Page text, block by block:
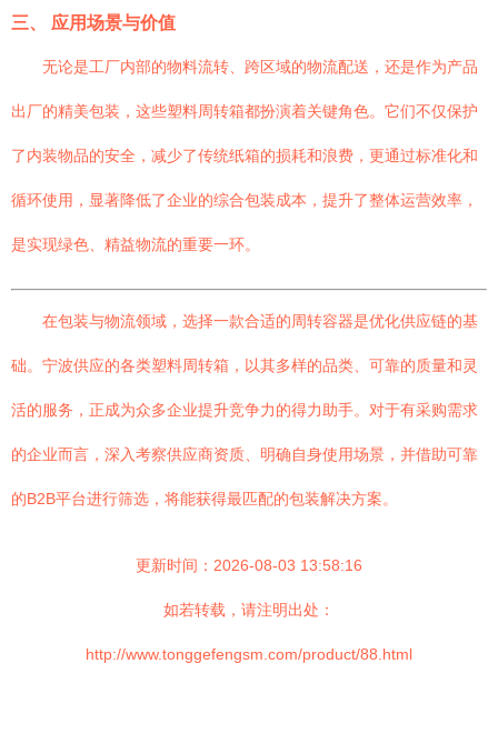
三、 应用场景与价值
无论是工厂内部的物料流转、跨区域的物流配送，还是作为产品
出厂的精美包装，这些塑料周转箱都扮演着关键角色。它们不仅保护
了内装物品的安全，减少了传统纸箱的损耗和浪费，更通过标准化和
循环使用，显著降低了企业的综合包装成本，提升了整体运营效率，
是实现绿色、精益物流的重要一环。
在包装与物流领域，选择一款合适的周转容器是优化供应链的基
础。宁波供应的各类塑料周转箱，以其多样的品类、可靠的质量和灵
活的服务，正成为众多企业提升竞争力的得力助手。对于有采购需求
的企业而言，深入考察供应商资质、明确自身使用场景，并借助可靠
的B2B平台进行筛选，将能获得最匹配的包装解决方案。
更新时间：2026-08-03 13:58:16
如若转载，请注明出处：
http://www.tonggefengsm.com/product/88.html